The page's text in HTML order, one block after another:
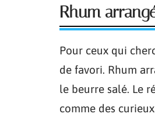
Rhum
Pour ceux qui
de favori. Rhum
le beurre salé. Le
comme des